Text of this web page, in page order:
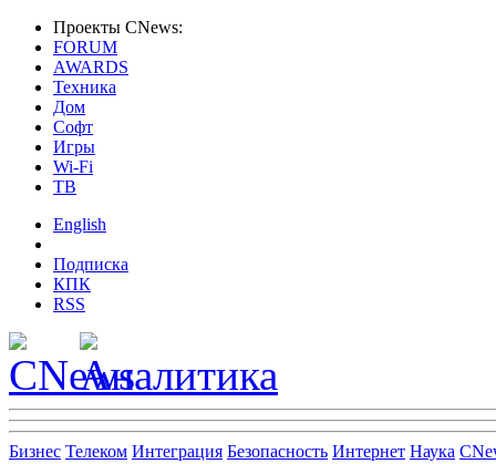
Проекты CNews:
FORUM
AWARDS
Техника
Дом
Софт
Игры
Wi-Fi
ТВ
English
Подписка
КПК
RSS
Бизнес Телеком Интеграция Безопасность Интернет Наука